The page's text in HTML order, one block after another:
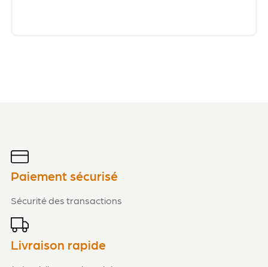
Paiement sécurisé
Sécurité des transactions
Livraison rapide